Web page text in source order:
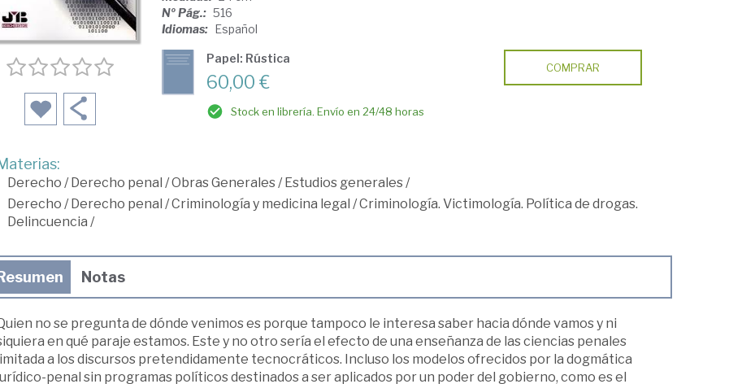
Nº Pág.: 516
Idiomas: Español
Papel: Rústica
60,00 €
Stock en librería. Envío en 24/48 horas
COMPRAR
Derecho /Derecho penal /Obras Generales/Estudios generales/
Derecho /Derecho penal /Criminología y medicina legal /Criminología. Victimología. Política de drogas.
Delincuencia /
Resumen Notas
no se pregunta de dónde venimos es porque tampoco le interesa saber hacia dónde vamos y ni
en qué paraje estamos. Este y no otro sería el efecto de una enseñanza de las ciencias penales
a los discursos pretendidamente tecnocráticos. Incluso los modelos ofrecidos por la dogmática
penal sin programas políticos destinados a ser aplicados por un poder del gobierno, como es el